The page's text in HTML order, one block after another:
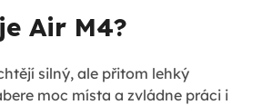
Air M4?
silný, ale přitom lehký
moc místa a zvládne práci i